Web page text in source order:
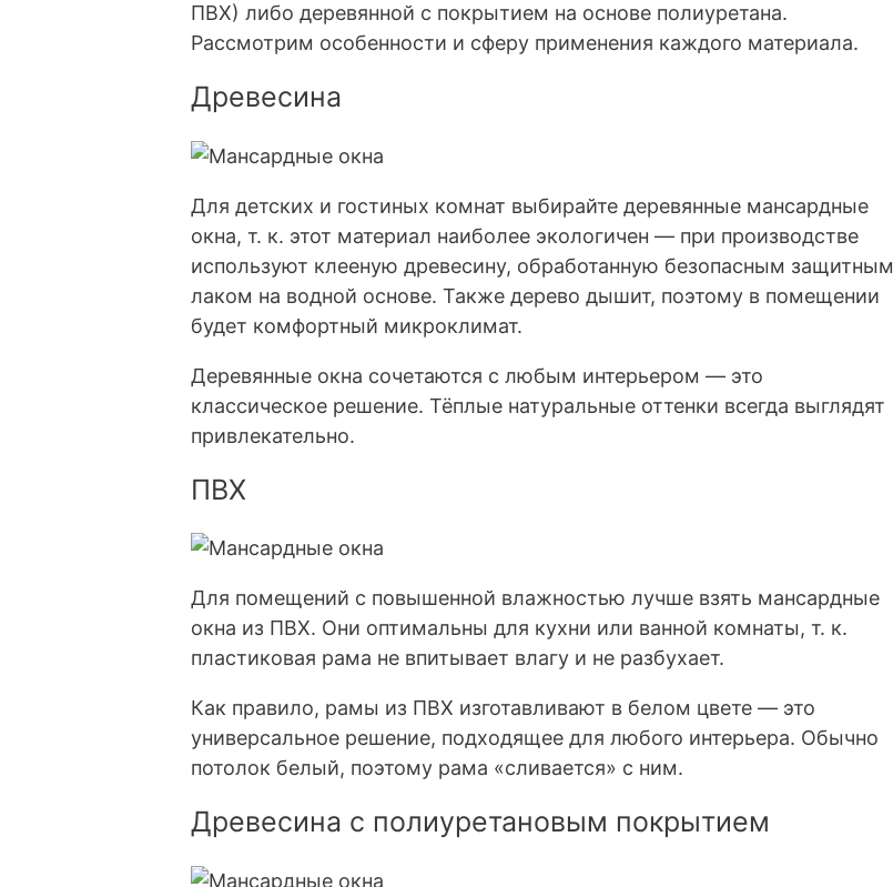
ПВХ) либо деревянной с покрытием на основе полиуретана.
Рассмотрим особенности и сферу применения каждого материала.
Древесина
Для детских и гостиных комнат выбирайте деревянные мансардные
окна, т. к. этот материал наиболее экологичен — при производстве
используют клееную древесину, обработанную безопасным защитным
лаком на водной основе. Также дерево дышит, поэтому в помещении
будет комфортный микроклимат.
Деревянные окна сочетаются с любым интерьером — это
классическое решение. Тёплые натуральные оттенки всегда выглядят
привлекательно.
ПВХ
Для помещений с повышенной влажностью лучше взять мансардные
окна из ПВХ. Они оптимальны для кухни или ванной комнаты, т. к.
пластиковая рама не впитывает влагу и не разбухает.
Как правило, рамы из ПВХ изготавливают в белом цвете — это
универсальное решение, подходящее для любого интерьера. Обычно
потолок белый, поэтому рама «сливается» с ним.
Древесина с полиуретановым покрытием